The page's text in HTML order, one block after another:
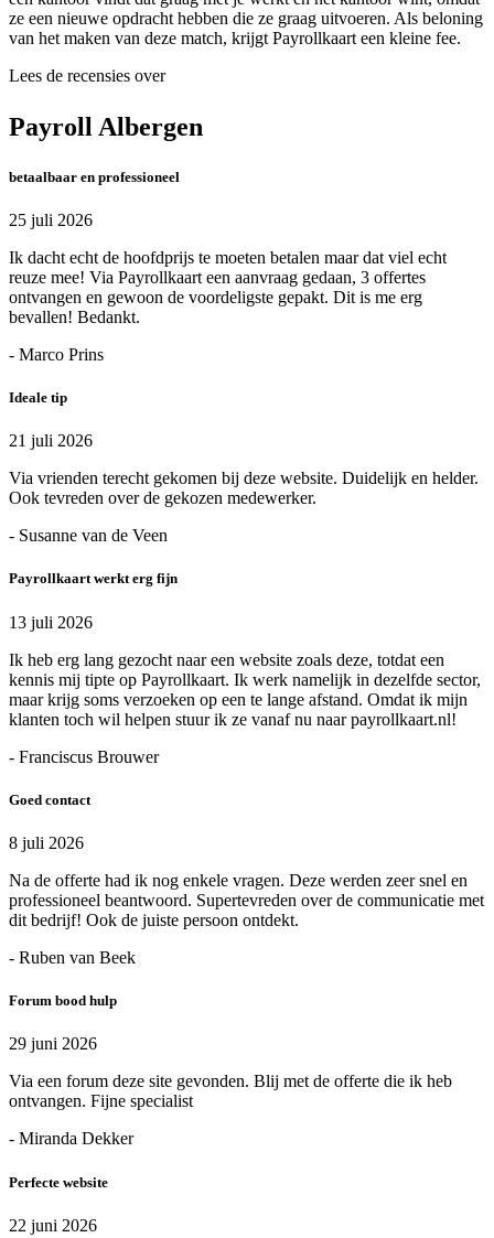
ze een nieuwe opdracht hebben die ze graag uitvoeren. Als beloning
van het maken van deze match, krijgt Payrollkaart een kleine fee.
Lees de recensies over
Payroll Albergen
betaalbaar en professioneel
25 juli 2026
Ik dacht echt de hoofdprijs te moeten betalen maar dat viel echt
reuze mee! Via Payrollkaart een aanvraag gedaan, 3 offertes
ontvangen en gewoon de voordeligste gepakt. Dit is me erg
bevallen! Bedankt.
- Marco Prins
Ideale tip
21 juli 2026
Via vrienden terecht gekomen bij deze website. Duidelijk en helder.
Ook tevreden over de gekozen medewerker.
- Susanne van de Veen
Payrollkaart werkt erg fijn
13 juli 2026
Ik heb erg lang gezocht naar een website zoals deze, totdat een
kennis mij tipte op Payrollkaart. Ik werk namelijk in dezelfde sector,
maar krijg soms verzoeken op een te lange afstand. Omdat ik mijn
klanten toch wil helpen stuur ik ze vanaf nu naar payrollkaart.nl!
- Franciscus Brouwer
Goed contact
8 juli 2026
Na de offerte had ik nog enkele vragen. Deze werden zeer snel en
professioneel beantwoord. Supertevreden over de communicatie met
dit bedrijf! Ook de juiste persoon ontdekt.
- Ruben van Beek
Forum bood hulp
29 juni 2026
Via een forum deze site gevonden. Blij met de offerte die ik heb
ontvangen. Fijne specialist
- Miranda Dekker
Perfecte website
22 juni 2026